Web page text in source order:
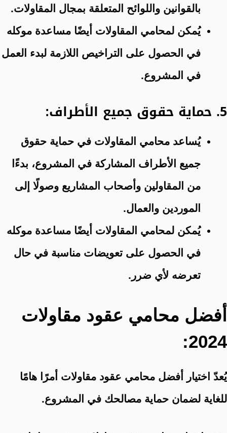
بالقوانين واللوائح المتعلقة بمجال المقاولات.
يُمكن لمحامي المقاولات أيضًا مساعدة موكله
في الحصول على التراخيص اللازمة لبدء العمل
في المشروع.
5. حماية حقوق جميع الأطراف:
يُساعد محامي المقاولات في حماية حقوق
جميع الأطراف المشاركة في المشروع، بدءًا
من المقاولين وأصحاب المشاريع وصولًا إلى
الموردين والعمال.
يُمكن لمحامي المقاولات أيضًا مساعدة موكله
في الحصول على تعويضات مناسبة في حال
تعرضه لأي ضرر.
أفضل محامي عقود مقاولات
2024:
يُعدّ اختيار أفضل محامي عقود مقاولات أمرًا هامًا
للغاية لضمان حماية مصالحك في المشروع.